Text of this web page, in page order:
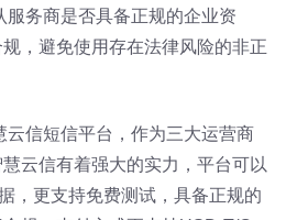
服务商是否具备正规的企业资
，避免使用存在法律风险的非正
云信短信平台，作为三大运营商
云信有着强大的实力，平台可以
，更支持免费测试，具备正规的